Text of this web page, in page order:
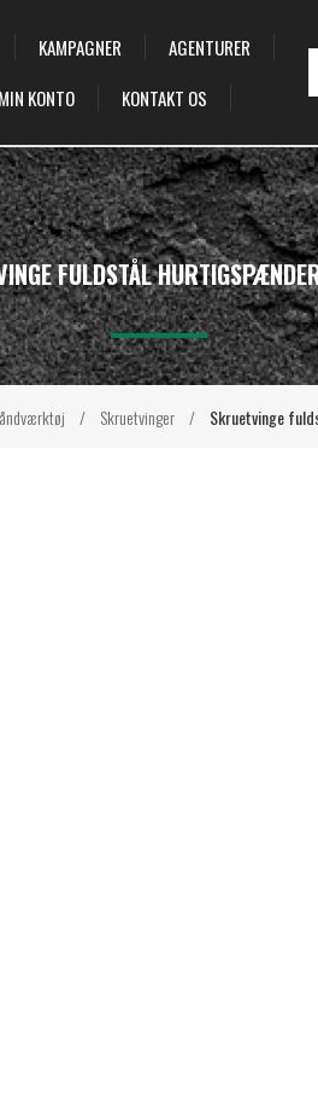
KAMPAGNER
AGENTURER
MIN KONTO KONTAKT OS
/ Skruetvinger / Skruetvinge
FULDSTÅL